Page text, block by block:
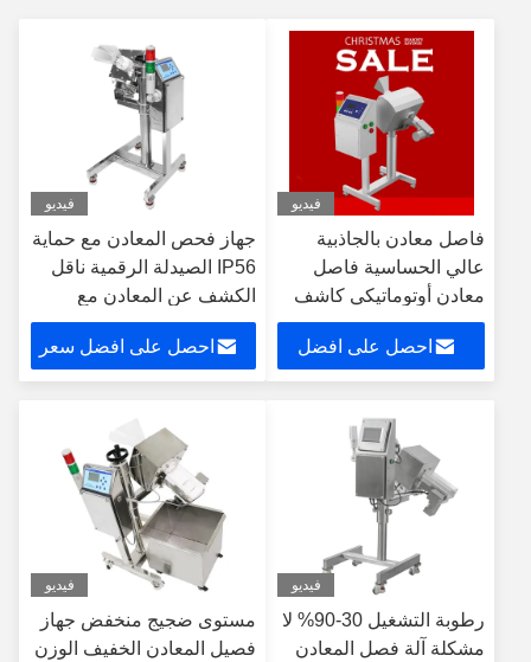
فيديو
فاصل معادن بالجاذبية
عالي الحساسية فاصل
معادن أوتوماتيكي كاشف
مع شاشة LCD للمسحوق
احصل على افضل
فيديو
جهاز فحص المعادن مع حماية
IP56 الصيدلة الرقمية ناقل
الكشف عن المعادن مع
شاشة اللمس
احصل على افضل سعر
فيديو
رطوبة التشغيل 30-90% لا
مشكلة آلة فصل المعادن
فيديو
مستوى ضجيج منخفض جهاز
فصيل المعادن الخفيف الوزن